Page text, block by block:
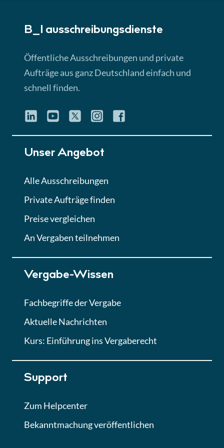
Lektion 3
► 4:31 Min
Quiz
Eignung im Vergabeverfahren
Lektion 6
Abgabe von Angeboten
Lektion
Lektion 7
Finales Quiz
B_I ausschreibungs­dienste
Öffentliche Ausschreibungen und private
Aufträge aus ganz Deutschland einfach und
schnell finden.
Unser Angebot
Alle Ausschreibungen
Private Aufträge finden
Preise vergleichen
An Vergaben teilnehmen
Vergabe-Wissen
Fachbegriffe der Vergabe
Aktuelle Nachrichten
Kurs: Einführung ins Vergaberecht
Support
Zum Helpcenter
Bekanntmachung veröffentlichen